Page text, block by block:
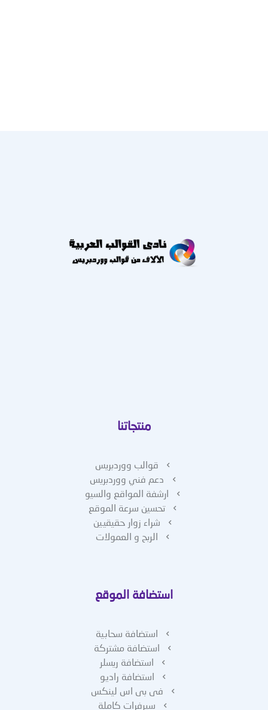
منتجاتنا
قوالب ووردبريس
دعم فني ووردبريس
ارشفة المواقع والسيو
تحسين سرعة الموقع
شراء زوار حقيقيين
الربح و العمولات
استضافة الموقع
استضافة سحابية
استضافة مشتركة
استضافة ريسلر
استضافة راديو
فى بى اس لينكس
سيرفرات كاملة